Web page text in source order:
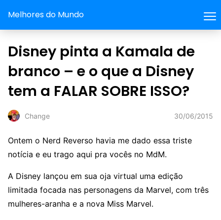
Melhores do Mundo
Disney pinta a Kamala de
branco – e o que a Disney
tem a FALAR SOBRE ISSO?
Change 30/06/2015
Ontem o Nerd Reverso havia me dado essa triste
notícia e eu trago aqui pra vocês no MdM.
A Disney lançou em sua oja virtual uma edição
limitada focada nas personagens da Marvel, com três
mulheres-aranha e a nova Miss Marvel.